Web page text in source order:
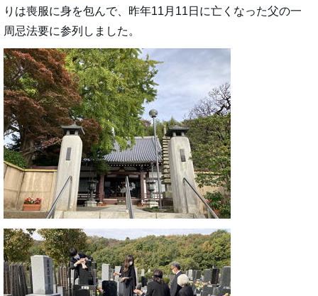
りは喪服に身を包んで、昨年11月11日に亡くなった父の一
周忌法要に参列しました。